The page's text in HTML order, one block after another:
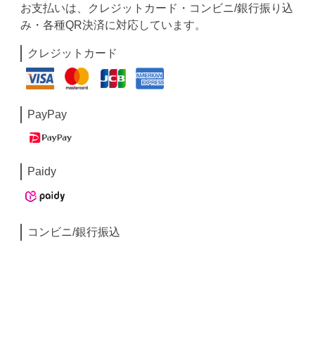
お支払いは、クレジットカード・コンビニ/銀行振り込
み・各種QR決済に対応しています。
クレジットカード
PayPay
Paidy
コンビニ/銀行振込